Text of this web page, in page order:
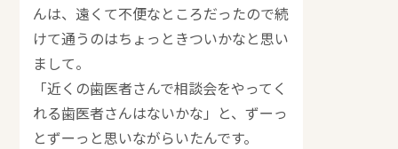
んは、遠くて不便なところだったので続
けて通うのはちょっときついかなと思い
まして。
「近くの歯医者さんで相談会をやってく
れる歯医者さんはないかな」と、ずーっ
とずーっと思いながらいたんです。